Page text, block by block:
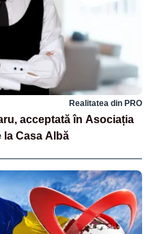
Realitatea din PRO
acceptată în Asociația
Casa Albă